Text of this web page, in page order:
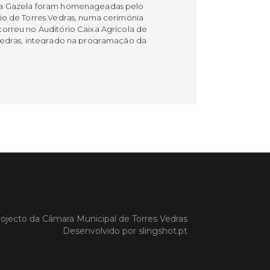
Gazela foram homenageadas pelo
de Torres Vedras, numa cerimónia
no Auditório Caixa Agrícola de
integrado na programação da
de entendimento entre o
e a Oeiras Valley Investment
da Câmara Municipal de Torres Vedras
Desenvolvido por slingshot.pt